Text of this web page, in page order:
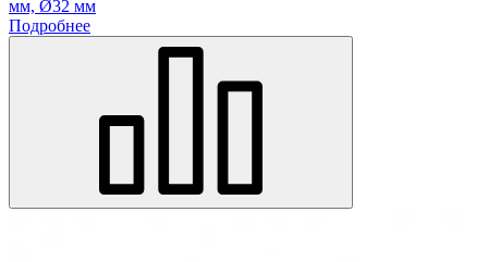
мм, Ø32 мм
Подробнее